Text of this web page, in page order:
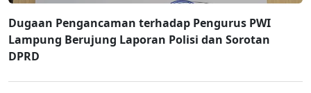
Dugaan Pengancaman terhadap Pengurus PWI
Lampung Berujung Laporan Polisi dan Sorotan
DPRD